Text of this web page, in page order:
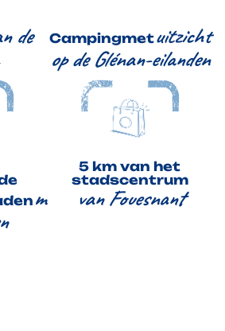
de
Campingmetuitzicht
op de Glénan-eilanden
m
5 km van het
stadscentrum
van Fouesnant